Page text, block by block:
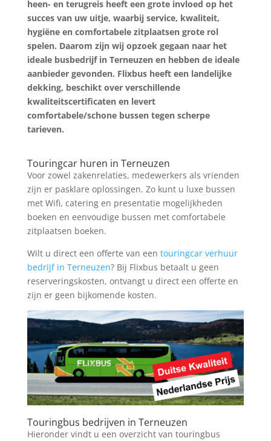
heen- en terugreis heeft een grote invloed op het
succes van uw uitje, waarbij service, kwaliteit,
hygiëne en comfortabele zitplaatsen grote rol
spelen. Daarom zijn wij opzoek gegaan naar het
ideale busbedrijf in Terneuzen en hebben de ideale
aanbieder gevonden. Flixbus heeft een landelijke
dekking, beschikt over verschillende
kwaliteitscertificaten en levert
comfortabele/schone bussen tegen scherpe
tarieven.
Touringcar huren in Terneuzen
Voor zowel zakenrelaties, medewerkers als vrienden
zijn er pasklare oplossingen. Zo kunt u luxe bussen
met Wifi, catering en presentatie mogelijkheden
boeken en eenvoudige bussen met comfortabele
zitplaatsen boeken.
Wilt u direct een offerte van een touringcar verhuur
bedrijf in Terneuzen? Bij Flixbus betaalt u geen
reserveringskosten, ontvangt u direct een offerte en
zijn er geen bijkomende kosten.
Touringbus bedrijven in Terneuzen
Hieronder vindt u een overzicht van touringbus